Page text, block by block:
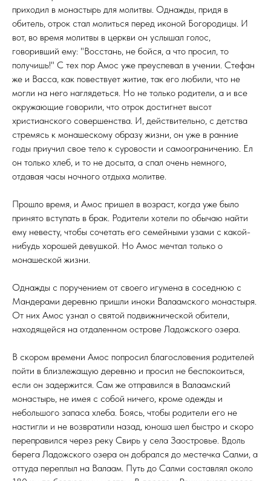
приходил в монастырь для молитвы. Однажды, придя в
обитель, отрок стал молиться перед иконой Богородицы. И
вот, во время молитвы в церкви он услышал голос,
говоривший ему: "Восстань, не бойся, а что просил, то
получишь!" С тех пор Амос уже преуспевал в учении. Стефан
же и Васса, как повествует житие, так его любили, что не
могли на него наглядеться. Но не только родители, а и все
окружающие говорили, что отрок достигнет высот
христианского совершенства. И, действительно, с детства
стремясь к монашескому образу жизни, он уже в ранние
годы приучил свое тело к суровости и самоограничению. Ел
он только хлеб, и то не досыта, а спал очень немного,
отдавая часы ночного отдыха молитве.
Прошло время, и Амос пришел в возраст, когда уже было
принято вступать в брак. Родители хотели по обычаю найти
ему невесту, чтобы сочетать его семейными узами с какой-
нибудь хорошей девушкой. Но Амос мечтал только о
монашеской жизни.
Однажды с поручением от своего игумена в соседнюю с
Мандерами деревню пришли иноки Валаамского монастыря.
От них Амос узнал о святой подвижнической обители,
находящейся на отдаленном острове Ладожского озера.
В скором времени Амос попросил благословения родителей
пойти в близлежащую деревню и просил не беспокоиться,
если он задержится. Сам же отправился в Валаамский
монастырь, не имея с собой ничего, кроме одежды и
небольшого запаса хлеба. Боясь, чтобы родители его не
настигли и не возвратили назад, юноша шел быстро и скоро
переправился через реку Свирь у села Заостровье. Вдоль
берега Ладожского озера он добрался до местечка Салми, а
оттуда переплыл на Валаам. Путь до Салми составлял около